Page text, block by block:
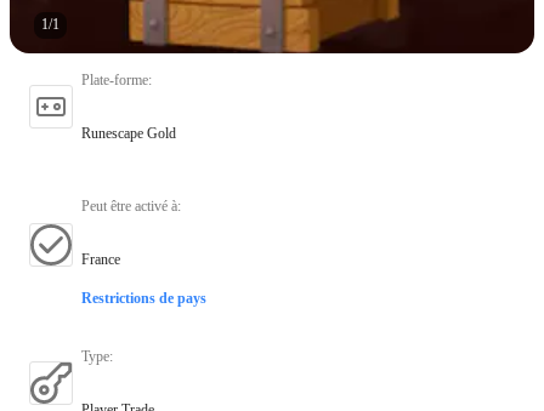
1/1
Plate-forme:
Runescape Gold
Peut être activé à:
France
Restrictions de pays
Type: